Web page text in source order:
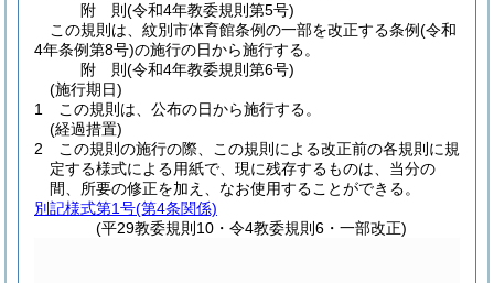
附 則(令和4年教委規則第5号)
この規則は、紋別市体育館条例の一部を改正する条例(令和
4年条例第8号)の施行の日から施行する。
附 則(令和4年教委規則第6号)
(施行期日)
1
この規則は、公布の日から施行する。
(経過措置)
2
この規則の施行の際、この規則による改正前の各規則に規
定する様式による用紙で、現に残存するものは、当分の
間、所要の修正を加え、なお使用することができる。
別記様式第1号(第4条関係)
(平29教委規則10・令4教委規則6・一部改正)